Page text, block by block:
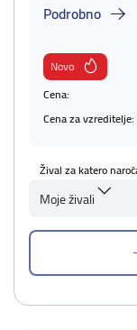
Podrobno
Novo
Cena:
Cena za vzreditelje:
Žival za katero
Moje živali